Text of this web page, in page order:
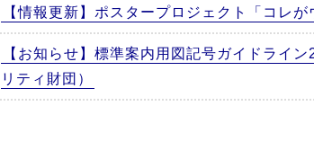
【情報更新】ポスタープロジェクト「コレ
【お知らせ】標準案内用図記号ガイドライ
リティ財団）